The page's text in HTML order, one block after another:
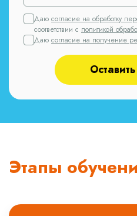
Даю согласие на обработку
соответствии с политикой
Даю согласие на получение
Этапы